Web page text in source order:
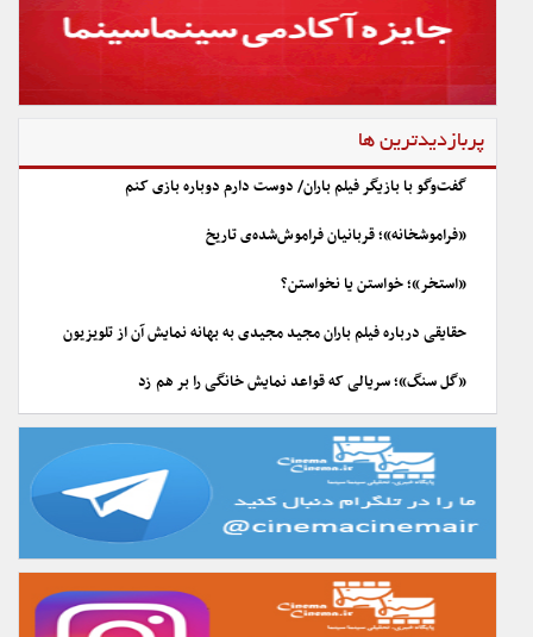
پربازدیدترین ها
گفت‌وگو با بازیگر فیلم باران/ دوست دارم دوباره بازی کنم
«فراموشخانه»؛ قربانیان فراموش‌شده‌ی تاریخ
«استخر»؛ خواستن یا نخواستن؟
حقایقی درباره فیلم باران مجید مجیدی به بهانه نمایش آن از تلویزیون
«گل سنگ»؛ سریالی که قواعد نمایش خانگی را بر هم زد